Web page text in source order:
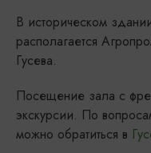
В историческом
располагается
Гусева.
Посещение зала с
экскурсии. По
можно обратиться в